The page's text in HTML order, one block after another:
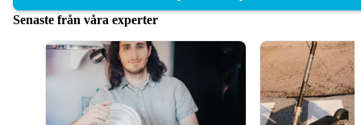
Senaste från våra experter